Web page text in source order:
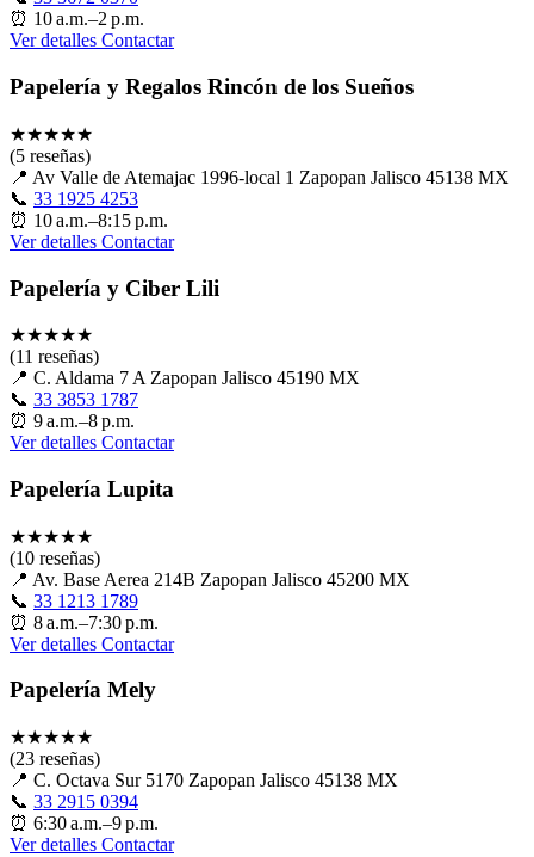
⏰ 10 a.m.–2 p.m.
Ver detalles Contactar
Papelería y Regalos Rincón de los Sueños
★★★★★
(5 reseñas)
📍 Av Valle de Atemajac 1996-local 1 Zapopan Jalisco 45138 MX
📞 33 1925 4253
⏰ 10 a.m.–8:15 p.m.
Ver detalles Contactar
Papelería y Ciber Lili
★★★★★
(11 reseñas)
📍 C. Aldama 7 A Zapopan Jalisco 45190 MX
📞 33 3853 1787
⏰ 9 a.m.–8 p.m.
Ver detalles Contactar
Papelería Lupita
★★★★★
(10 reseñas)
📍 Av. Base Aerea 214B Zapopan Jalisco 45200 MX
📞 33 1213 1789
⏰ 8 a.m.–7:30 p.m.
Ver detalles Contactar
Papelería Mely
★★★★★
(23 reseñas)
📍 C. Octava Sur 5170 Zapopan Jalisco 45138 MX
📞 33 2915 0394
⏰ 6:30 a.m.–9 p.m.
Ver detalles Contactar